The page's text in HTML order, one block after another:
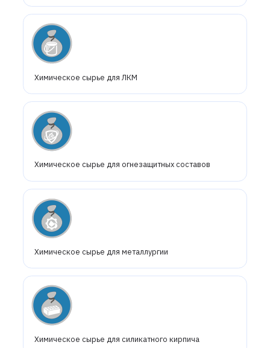
Химическое сырье для ЛКМ
Химическое сырье для огнезащитных составов
Химическое сырье для металлургии
Химическое сырье для силикатного кирпича